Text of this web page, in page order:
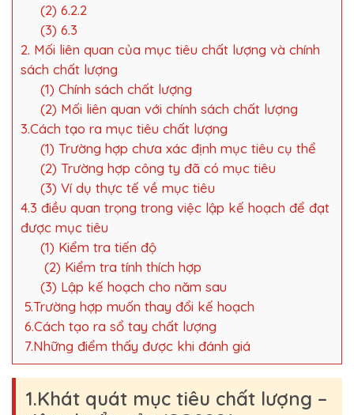
(2) 6.2.2
(3) 6.3
2. Mối liên quan của mục tiêu chất lượng và chính
sách chất lượng
(1) Chính sách chất lượng
(2) Mối liên quan với chính sách chất lượng
3.Cách tạo ra mục tiêu chất lượng
(1) Trường hợp chưa xác định mục tiêu cụ thể
(2) Trường hợp công ty đã có mục tiêu
(3) Ví dụ thực tế về mục tiêu
4.3 điều quan trọng trong việc lập kế hoạch để đạt
được mục tiêu
(1) Kiểm tra tiến độ
(2) Kiểm tra tính thích hợp
(3) Lập kế hoạch cho năm sau
5.Trường hợp muốn thay đổi kế hoạch
6.Cách tạo ra sổ tay chất lượng
7.Những điểm thấy được khi đánh giá
1.Khát quát mục tiêu chất lượng –